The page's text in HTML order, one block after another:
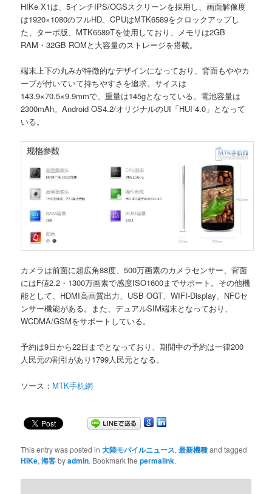
HIKe X1は、5インチIPS/OGSスクリーンを採用し、画面解像度
は1920×1080のフルHD、CPUはMTK6589をクロックアップし
た、ターボ版、MTK6589Tを使用しており、メモリは2GB
RAM・32GB ROMと大容量のストレージを搭載。
端末上下の丸みが特徴的なデザインになっており、背面もややカ
ーブが付いていて持ちやすさを追求。サイスは
143.9×70.5×9.9mmで、重量は145gとなっている。電池容量は
2300mAh。Android OS4.2/オリジナルのUI「HUI 4.0」となって
いる。
カメラは前面に超広角88度、500万画素のカメラセンサー、背面
にはF値2.2・1300万画素で感度ISO1600までサポート。その他機
能として、HDMI高画質出力、USB OGT、WIFI-Display、NFCセ
ンサー機能がある。また、デュアルSIM端末となっており、
WCDMA/GSMをサポートしている。
予約は9日から22日までとなっており、期間中の予約は一律200
人民元の割引があり1799人民元となる。
ソース： MTK手机網
This entry was posted in大陸モバイルニュース,最新機種and tagged
HIKe,海客byadmin. Bookmark thepermalink.